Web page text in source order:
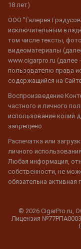
18 лет)
ООО "Галерея
исключительным
том числе тексты,
видеоматериалы
www.cigarpro.ru (далее
пользователю права
содержащийся на
Воспроизведение
частного и личного
использование копий
запрещено.
Распечатка или
личного
Любая информация,
собственности, не
обязательна активная
© 2026 CigarPro.ru,
Лицензия